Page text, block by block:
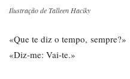
Ilustração de Talleen Haciky
«Que te diz o tempo, sempre?»
«Diz-me: Vai-te.»